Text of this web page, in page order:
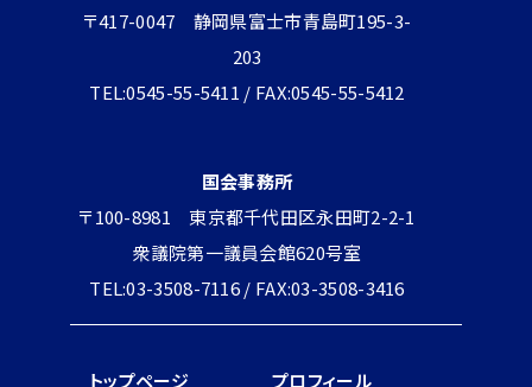
〒417-0047 静岡県富士市青島町195-3-
203
TEL:0545-55-5411 / FAX:0545-55-5412
国会事務所
〒100-8981 東京都千代田区永田町2-2-1
衆議院第一議員会館620号室
TEL:03-3508-7116 / FAX:03-3508-3416
トップページ プロフィール